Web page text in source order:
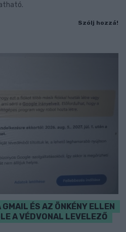
Szólj hozzá!
ÉS AZ ÖNKÉNY ELLEN
A VÉDVONAL LEVELEZŐ